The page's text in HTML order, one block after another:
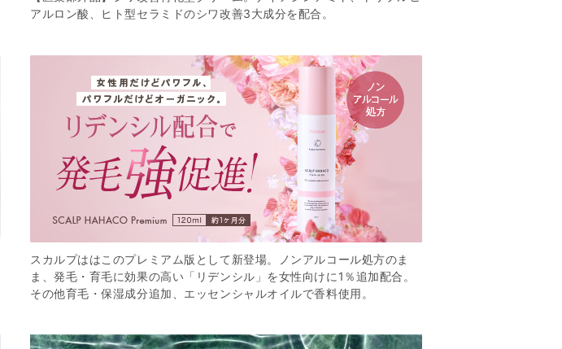
アルロン酸、ヒト型セラミドのシワ改善3大成分を配合。
スカルプははこのプレミアム版として新登場。ノンアルコール処方のま
ま、発毛・育毛に効果の高い「リデンシル」を女性向けに1％追加配合。
その他育毛・保湿成分追加、エッセンシャルオイルで香料使用。